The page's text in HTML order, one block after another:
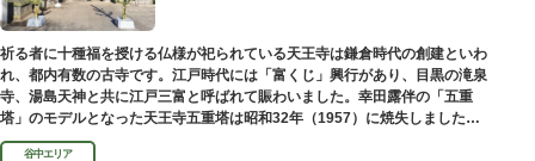
祈る者に十種福を授ける仏様が祀られている天王寺は鎌倉時代の創建といわ
れ、都内有数の古寺です。江戸時代には「富くじ」興行があり、目黒の滝泉
寺、湯島天神と共に江戸三富と呼ばれて賑わいました。幸田露伴の「五重
塔」のモデルとなった天王寺五重塔は昭和32年（1957）に焼失しました
が、その跡地は今も谷中霊園に残っています。
谷中エリア